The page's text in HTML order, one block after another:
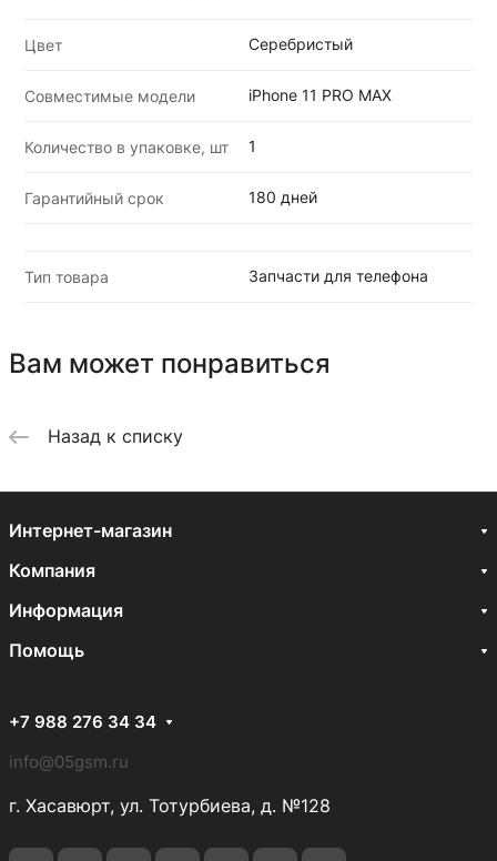
Цвет Серебристый
Совместимые модели iPhone 11 PRO MAX
Количество в упаковке, шт 1
Гарантийный срок 180 дней
Тип товара Запчасти для телефона
Вам может понравиться
Назад к списку
Интернет-магазин
Компания
Информация
Помощь
+7 988 276 34 34
info@05gsm.ru
г. Хасавюрт, ул. Тотурбиева, д. №128